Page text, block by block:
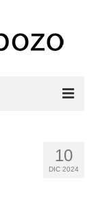
10
DIC 2024